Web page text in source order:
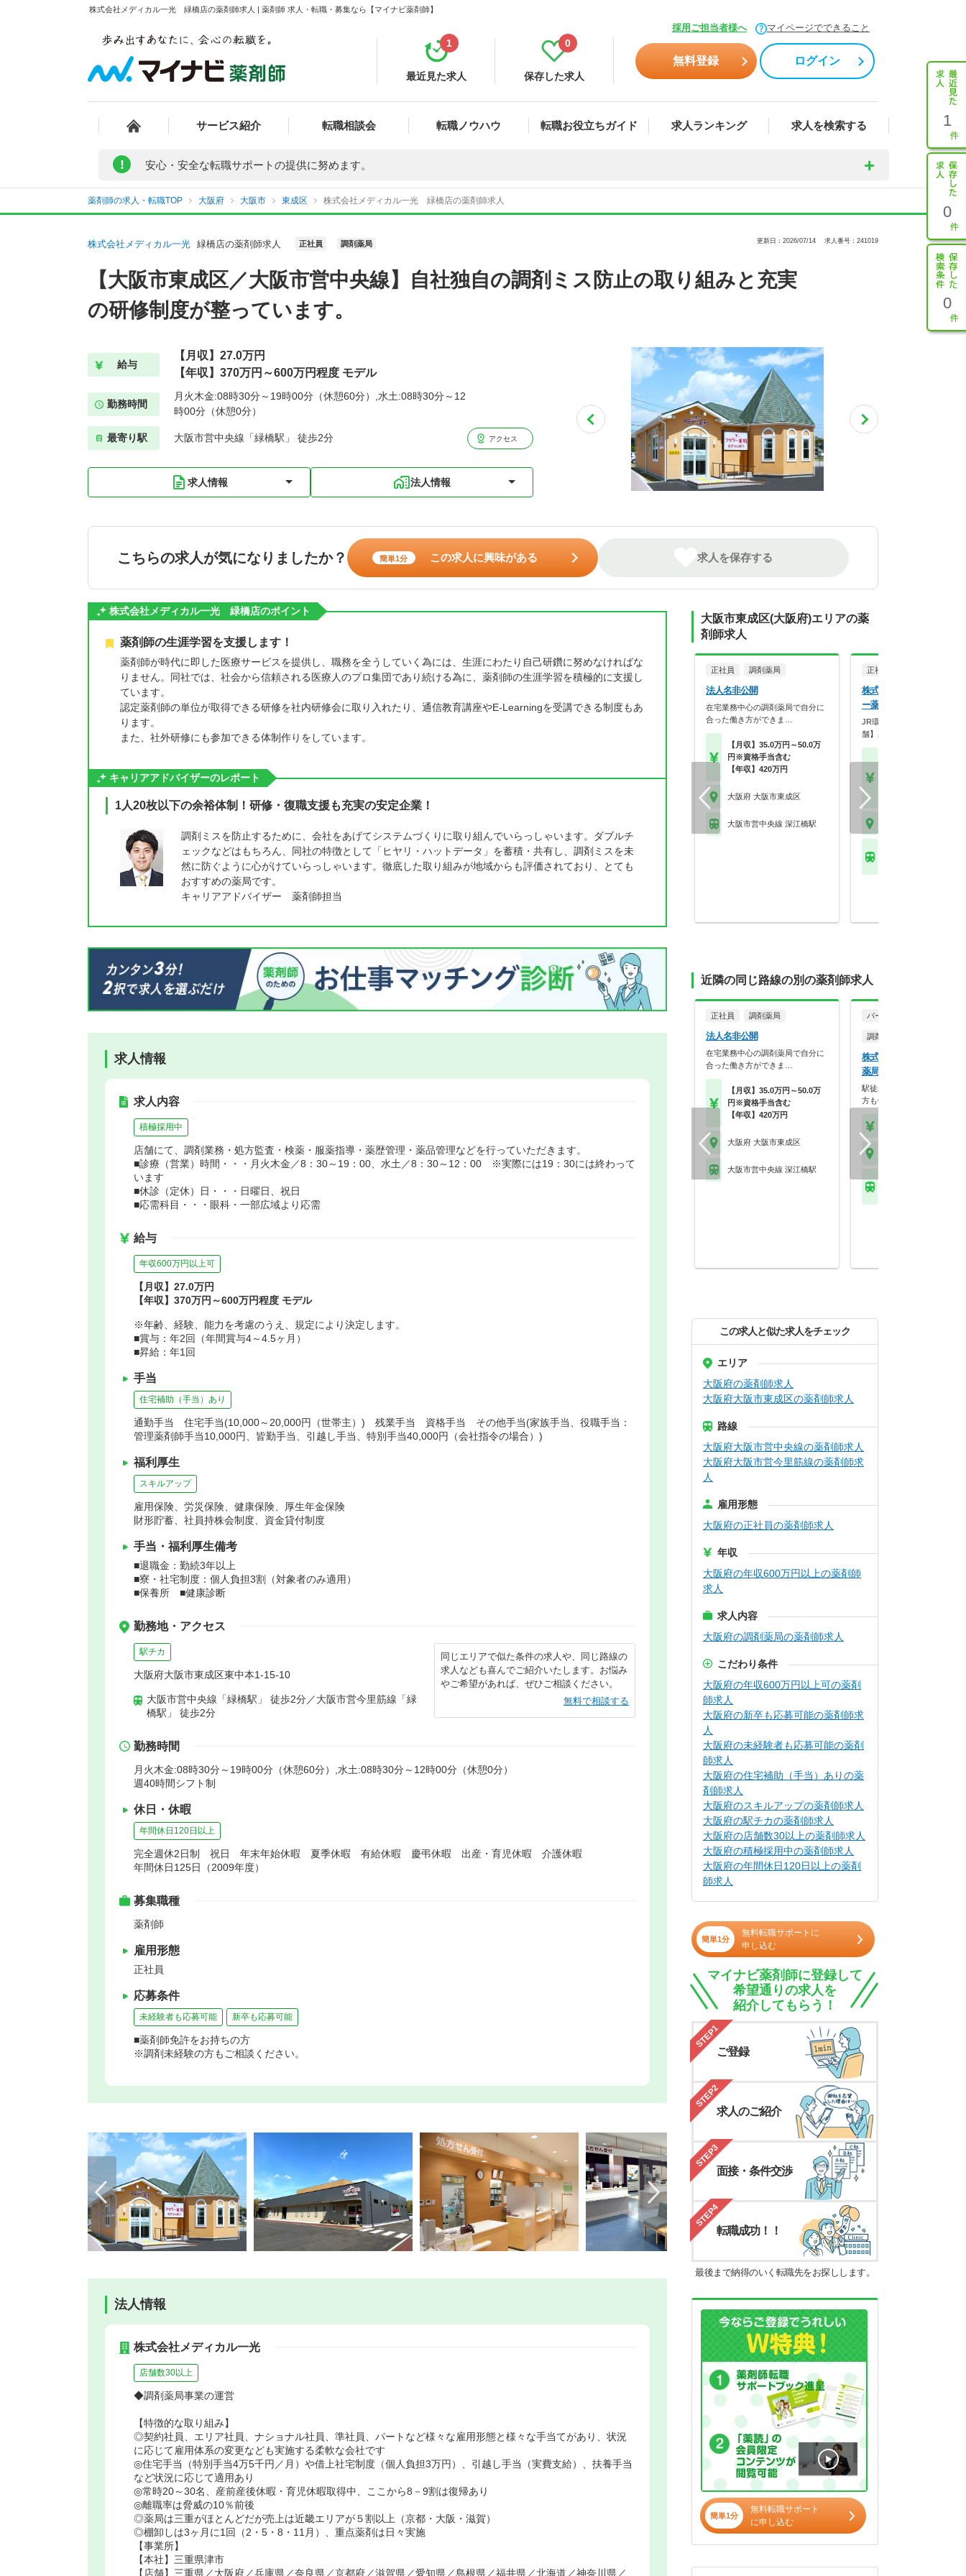
株式会社メディカル一光 緑橋店の薬剤師求人 | 薬剤師 求人・転職・募集なら【マイナビ薬剤師】
採用ご担当者様へ マイページでできること
最近見た求人
1
保存した求人
0
無料登録 ログイン
サービス紹介 転職相談会 転職ノウハウ 転職お役立ちガイド 求人ランキング 求人を検索する 1
0
0
! 安心・安全な転職サポートの提供に努めます。
薬剤師の求人・転職TOP 大阪府 大阪市 東成区 株式会社メディカル一光 緑橋店の薬剤師求人
株式会社メディカル一光 緑橋店の薬剤師求人 正社員 調剤薬局 更新日：2026/07/14 求人番号：241019
【大阪市東成区／大阪市営中央線】自社独自の調剤ミス防止の取り組みと充実
の研修制度が整っています。
給与
【月収】27.0万円
【年収】370万円～600万円程度 モデル
勤務時間
月火木金:08時30分～19時00分（休憩60分）,水土:08時30分～12
時00分（休憩0分）
最寄り駅 大阪市営中央線「緑橋駅」 徒歩2分 アクセス
求人情報 法人情報
こちらの求人が気になりましたか？ 簡単1分 この求人に興味がある 求人を保存する
株式会社メディカル一光 緑橋店のポイント
薬剤師の生涯学習を支援します！
薬剤師が時代に即した医療サービスを提供し、職務を全うしていく為には、生涯にわたり自己研鑽に努めなければな
りません。同社では、社会から信頼される医療人のプロ集団であり続ける為に、薬剤師の生涯学習を積極的に支援し
ています。
認定薬剤師の単位が取得できる研修を社内研修会に取り入れたり、通信教育講座やE-Learningを受講できる制度もあ
ります。
また、社外研修にも参加できる体制作りをしています。
キャリアアドバイザーのレポート
1人20枚以下の余裕体制！研修・復職支援も充実の安定企業！
調剤ミスを防止するために、会社をあげてシステムづくりに取り組んでいらっしゃいます。ダブルチ
ェックなどはもちろん、同社の特徴として「ヒヤリ・ハットデータ」を蓄積・共有し、調剤ミスを未
然に防ぐように心がけていらっしゃいます。徹底した取り組みが地域からも評価されており、とても
おすすめの薬局です。
キャリアアドバイザー 薬剤師担当
求人情報
求人内容
積極採用中
店舗にて、調剤業務・処方監査・検薬・服薬指導・薬歴管理・薬品管理などを行っていただきます。
■診療（営業）時間・・・月火木金／8：30～19：00、水土／8：30～12：00 ※実際には19：30には終わって
います
■休診（定休）日・・・日曜日、祝日
■応需科目・・・眼科・一部広域より応需
給与
年収600万円以上可
【月収】27.0万円
【年収】370万円～600万円程度 モデル
※年齢、経験、能力を考慮のうえ、規定により決定します。
■賞与：年2回（年間賞与4～4.5ヶ月）
■昇給：年1回
手当
住宅補助（手当）あり
通勤手当 住宅手当(10,000～20,000円（世帯主）) 残業手当 資格手当 その他手当(家族手当、役職手当：
管理薬剤師手当10,000円、皆勤手当、引越し手当、特別手当40,000円（会社指令の場合）)
福利厚生
スキルアップ
雇用保険、労災保険、健康保険、厚生年金保険
財形貯蓄、社員持株会制度、資金貸付制度
手当・福利厚生備考
■退職金：勤続3年以上
■寮・社宅制度：個人負担3割（対象者のみ適用）
■保養所 ■健康診断
勤務地・アクセス
駅チカ
大阪府大阪市東成区東中本1-15-10
大阪市営中央線「緑橋駅」 徒歩2分／大阪市営今里筋線「緑
橋駅」 徒歩2分
同じエリアで似た条件の求人や、同じ路線の
求人なども喜んでご紹介いたします。お悩み
やご希望があれば、ぜひご相談ください。
無料で相談する
勤務時間
月火木金:08時30分～19時00分（休憩60分）,水土:08時30分～12時00分（休憩0分）
週40時間シフト制
休日・休暇
年間休日120日以上
完全週休2日制 祝日 年末年始休暇 夏季休暇 有給休暇 慶弔休暇 出産・育児休暇 介護休暇
年間休日125日（2009年度）
募集職種
薬剤師
雇用形態
正社員
応募条件
未経験者も応募可能 新卒も応募可能
■薬剤師免許をお持ちの方
※調剤未経験の方もご相談ください。
法人情報
株式会社メディカル一光
店舗数30以上
◆調剤薬局事業の運営
【特徴的な取り組み】
◎契約社員、エリア社員、ナショナル社員、準社員、パートなど様々な雇用形態と様々な手当てがあり、状況
に応じて雇用体系の変更なども実施する柔軟な会社です
◎住宅手当（特別手当4万5千円／月）や借上社宅制度（個人負担3万円）、引越し手当（実費支給）、扶養手当
など状況に応じて適用あり
◎常時20～30名、産前産後休暇・育児休暇取得中、ここから8－9割は復帰あり
◎離職率は脅威の10％前後
◎薬局は三重がほとんどだが売上は近畿エリアが５割以上（京都・大阪・滋賀）
◎棚卸しは3ヶ月に1回（2・5・8・11月）、重点薬剤は日々実施
【事業所】
【本社】三重県津市
【店舗】三重県／大阪府／兵庫県／奈良県／京都府／滋賀県／愛知県／島根県／福井県／北海道／神奈川県／
大阪市東成区(大阪府)エリアの薬
剤師求人
正社員 調剤薬局
法人名非公開
在宅業務中心の調剤薬局で自分に
合った働き方ができま…
【月収】35.0万円～50.0万
円※資格手当含む
【年収】420万円
大阪府 大阪市東成区
大阪市営中央線 深江橋駅
正社員
株式会社セラフィ 東成
ー薬局
JR環状線沿線【18：00まで
舗】薬剤師募集
近隣の同じ路線の別の薬剤師求人
正社員 調剤薬局
法人名非公開
在宅業務中心の調剤薬局で自分に
合った働き方ができま…
【月収】35.0万円～50.0万
円※資格手当含む
【年収】420万円
大阪府 大阪市東成区
大阪市営中央線 深江橋駅
パート・アルバイト
調剤薬局
株式会社アプロード ふ
薬局
駅徒歩0分♪週1日～◎ブラン
方もOKです！急な…
この求人と似た求人をチェック
エリア
大阪府の薬剤師求人
大阪府大阪市東成区の薬剤師求人
路線
大阪府大阪市営中央線の薬剤師求人
大阪府大阪市営今里筋線の薬剤師求
人
雇用形態
大阪府の正社員の薬剤師求人
年収
大阪府の年収600万円以上の薬剤師
求人
求人内容
大阪府の調剤薬局の薬剤師求人
こだわり条件
大阪府の年収600万円以上可の薬剤
師求人
大阪府の新卒も応募可能の薬剤師求
人
大阪府の未経験者も応募可能の薬剤
師求人
大阪府の住宅補助（手当）ありの薬
剤師求人
大阪府のスキルアップの薬剤師求人
大阪府の駅チカの薬剤師求人
大阪府の店舗数30以上の薬剤師求人
大阪府の積極採用中の薬剤師求人
大阪府の年間休日120日以上の薬剤
師求人
簡単1分
無料転職サポートに
申し込む
マイナビ薬剤師に登録して
希望通りの求人を
紹介してもらう！
STEP1
ご登録
STEP2
求人のご紹介
STEP3
面接・条件交渉
STEP4
転職成功！！
最後まで納得のいく転職先をお探しします。
簡単1分
無料転職サポート
に申し込む